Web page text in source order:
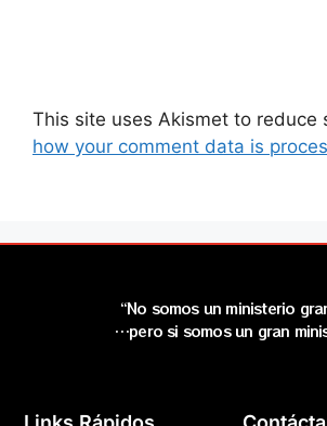
This site uses Akismet to reduce
how your comment data is
“No somos un ministerio
…pero si somos un gran